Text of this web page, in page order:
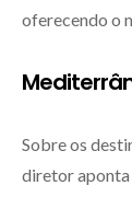
oferecendo o
Sobre os
diretor aponta